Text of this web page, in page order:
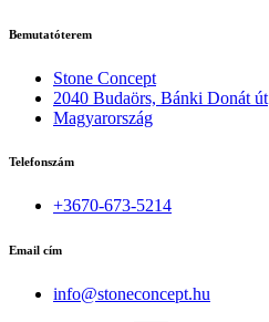
Bemutatóterem
Stone Concept
2040 Budaörs, Bánki Donát út
Magyarország
Telefonszám
+3670-673-5214
Email cím
info@stoneconcept.hu